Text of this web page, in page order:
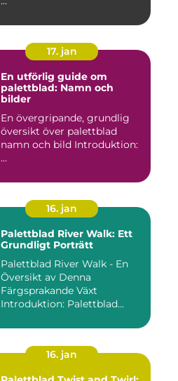
17. jan
En utförlig guide om
palettblad: Namn och
bilder
En övergripande, grundlig
översikt över palettblad
namn och bild Introduktion:
...
16. jan
Palettblad River Walk: Ett
Grundligt Porträtt
Palettblad River Walk - En
Översikt av Denna
Färgsprakande Växt
Introduktion: Palettblad
16. jan